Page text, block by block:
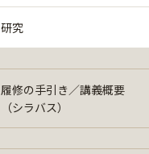
研究
履修の手引き／講義概要
（シラバス）